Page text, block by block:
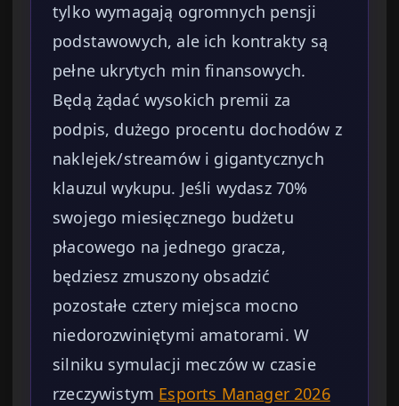
tylko wymagają ogromnych pensji
podstawowych, ale ich kontrakty są
pełne ukrytych min finansowych.
Będą żądać wysokich premii za
podpis, dużego procentu dochodów z
naklejek/streamów i gigantycznych
klauzul wykupu. Jeśli wydasz 70%
swojego miesięcznego budżetu
płacowego na jednego gracza,
będziesz zmuszony obsadzić
pozostałe cztery miejsca mocno
niedorozwiniętymi amatorami. W
silniku symulacji meczów w czasie
rzeczywistym Esports Manager 2026